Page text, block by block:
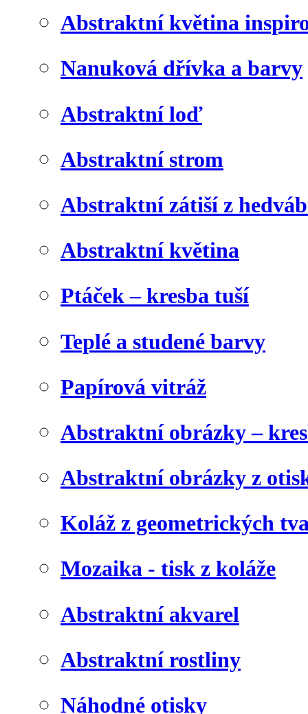
Abstraktní květina
Nanuková dřívka a barvy
Abstraktní loď
Abstraktní strom
Abstraktní zátiší z
Abstraktní květina
Ptáček – kresba tuší
Teplé a studené barvy
Papírová vitráž
Abstraktní obrázky –
Abstraktní obrázky z
Koláž z geometrických
Mozaika - tisk z koláže
Abstraktní akvarel
Abstraktní rostliny
Náhodné otisky